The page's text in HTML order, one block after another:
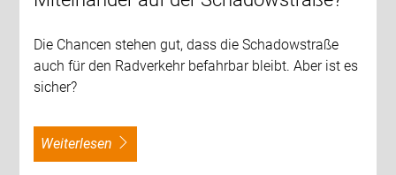
Die Chancen stehen gut, dass die Schadowstraße
auch für den Radverkehr befahrbar bleibt. Aber ist es
sicher?
weiterlesen